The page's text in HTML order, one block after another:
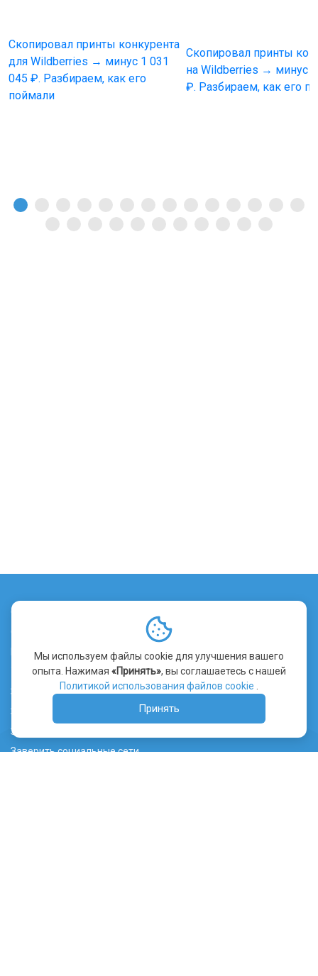
Скопировал принты конкурента
для Wildberries → минус 1 031
045 ₽. Разбираем, как его
поймали
Скопировал принты
на Wildberries → минус
₽. Разбираем, как его
О сервисе
Стоимость заверения
Контакты
Уведомление об использовании файлов cookie
Заверить сайт
Заверить видео
Заверить переписку
Заверить социальные сети
Мы используем файлы cookie для улучшения вашего
опыта. Нажимая «Принять», вы соглашаетесь с нашей
Политикой использования файлов cookie
Принять